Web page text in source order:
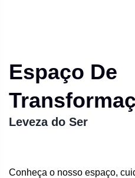
Espaço De
Leveza do Ser
Conheça o nosso espaço,